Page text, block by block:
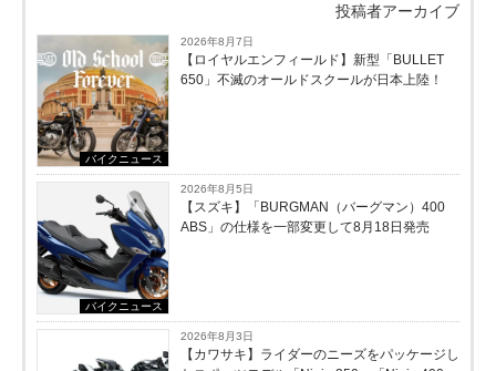
投稿者アーカイブ
バイクニュース
2026年8月7日
【ロイヤルエンフィールド】新型「BULLET
650」不滅のオールドスクールが⽇本上陸！
バイクニュース
2026年8月5日
【スズキ】「BURGMAN（バーグマン）400
ABS」の仕様を一部変更して8月18日発売
2026年8月3日
【カワサキ】ライダーのニーズをパッケージし